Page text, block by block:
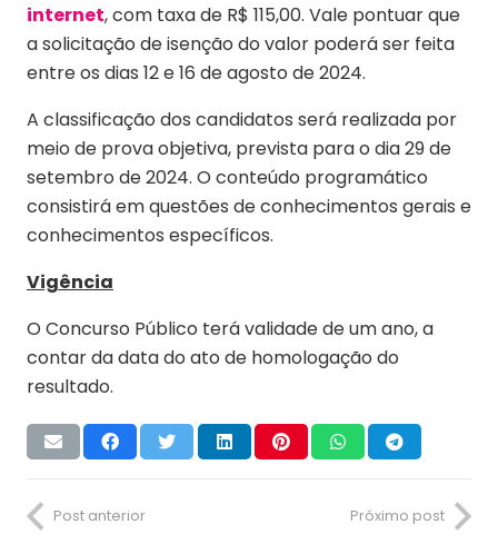
internet, com taxa de R$ 115,00. Vale pontuar que
a solicitação de isenção do valor poderá ser feita
entre os dias 12 e 16 de agosto de 2024.
A classificação dos candidatos será realizada por
meio de prova objetiva, prevista para o dia 29 de
setembro de 2024. O conteúdo programático
consistirá em questões de conhecimentos gerais e
conhecimentos específicos.
Vigência
O Concurso Público terá validade de um ano, a
contar da data do ato de homologação do
resultado.
Post anterior Próximo post